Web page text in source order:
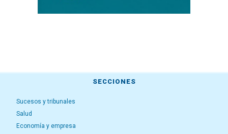
SECCIONES
Sucesos y tribunales
Salud
Economía y empresa